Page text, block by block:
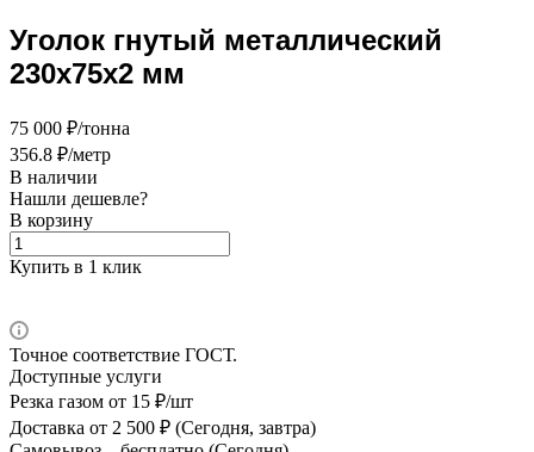
Уголок гнутый металлический
230х75х2 мм
75 000 ₽/тонна
356.8 ₽/метр
В наличии
Нашли дешевле?
В корзину
Купить в 1 клик
Точное соответствие ГОСТ.
Доступные услуги
Резка газом от 15 ₽/шт
Доставка от 2 500 ₽ (Сегодня, завтра)